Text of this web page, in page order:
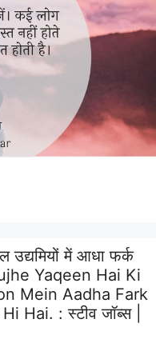
में आधा फर्क
Yaqeen Hai Ki
Mein Aadha Fark
Hi Hai. :स्टीव जॉब्स |